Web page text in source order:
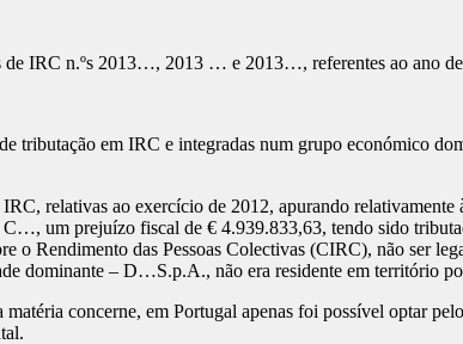
de IRC n.ºs 2013…, 2013 … e 2013…, referentes ao ano
tributação em IRC e integradas num grupo económico
relativas ao exercício de 2012, apurando
um prejuízo fiscal de € 4.939.833,63, tendo sido
o Rendimento das Pessoas Colectivas (CIRC), não ser
dominante – D…S.p.A., não era residente em território
concerne, em Portugal apenas foi possível optar